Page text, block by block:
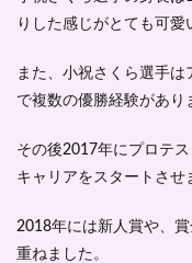
りした感じがとても可愛
また、小祝さくら選手
で複数の優勝経験があり
その後2017年にプロテ
キャリアをスタートさせ
2018年には新人賞や、
重ねました。